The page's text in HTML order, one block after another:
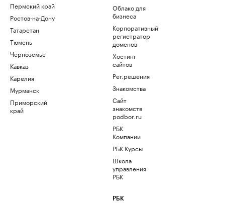
Пермский край
Ростов-на-Дону
Татарстан
Тюмень
Черноземье
Кавказ
Карелия
Мурманск
Приморский
край
Облако для
бизнеса
Корпоративный
регистратор
доменов
Хостинг
сайтов
Рег.решения
Знакомства
Сайт
знакомств
podbor.ru
РБК
Компании
РБК Курсы
Школа
управления
РБК
РБК